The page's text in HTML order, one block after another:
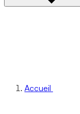
Accueil